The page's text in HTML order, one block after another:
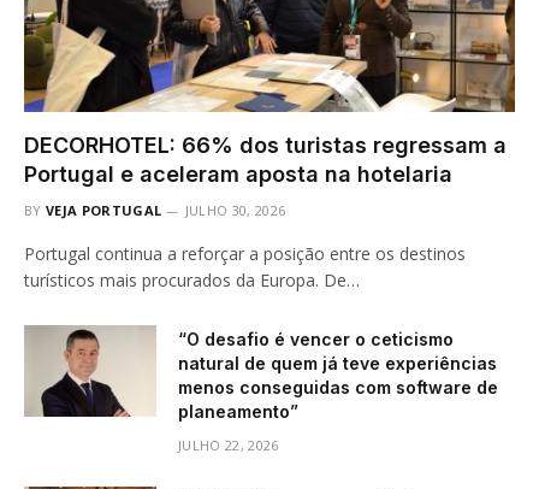
DECORHOTEL: 66% dos turistas regressam a
Portugal e aceleram aposta na hotelaria
BY VEJA PORTUGAL JULHO 30, 2026
Portugal continua a reforçar a posição entre os destinos
turísticos mais procurados da Europa. De…
“O desafio é vencer o ceticismo
natural de quem já teve experiências
menos conseguidas com software de
planeamento”
JULHO 22, 2026